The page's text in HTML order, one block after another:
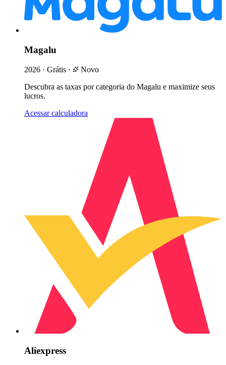
Magalu
2026 · Grátis ·
Novo
Descubra as taxas por categoria do Magalu e maximize seus
lucros.
Acessar calculadora
Aliexpress